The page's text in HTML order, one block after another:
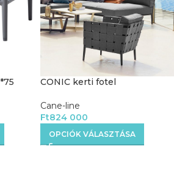
CONIC kerti fotel
Cane-line
Ft824 000
OPCIÓK VÁLASZTÁSA